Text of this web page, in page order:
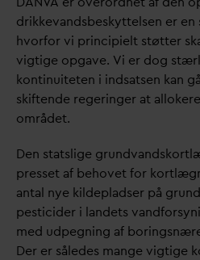
drikkevandsbeskyttelsen er
hvorfor vi principielt støtter
vigtige opgave. Vi er dog
kontinuiteten i indsatsen kan
skiftende regeringer at
området.
Den statslige grundv
presset af behovet for
antal nye kildepladser på
pesticider i landets v
med udpegning af
Der er således mange vigtige